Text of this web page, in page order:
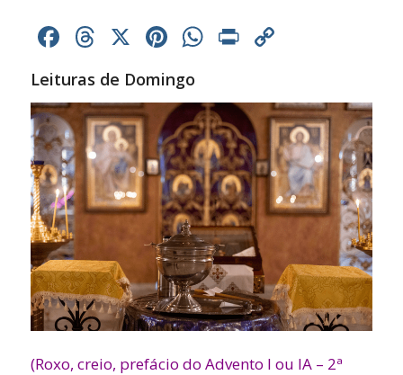
Facebook
Threads
X Pinterest
WhatsApp
Print
Leituras de Domingo
(Roxo, creio, prefácio do Advento I ou IA – 2ª